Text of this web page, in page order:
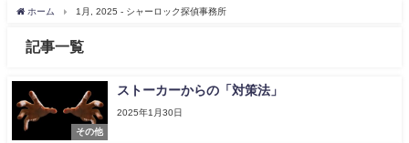
ホーム 1月, 2025 - シャーロック探偵事務所
記事一覧
その他
ストーカーからの「対策法」
2025年1月30日